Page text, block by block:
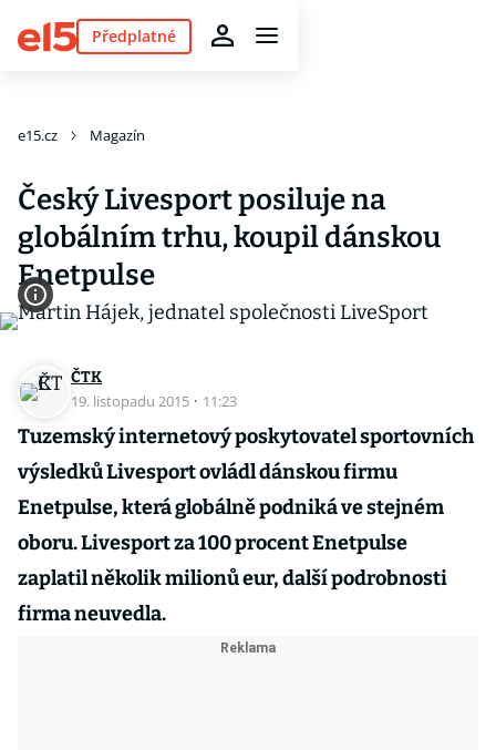
Předplatné
e15.cz Magazín
Český Livesport posiluje na
globálním trhu, koupil dánskou
Enetpulse
ČTK
19. listopadu 2015 · 11:23
Tuzemský internetový poskytovatel sportovních
výsledků Livesport ovládl dánskou firmu
Enetpulse, která globálně podniká ve stejném
oboru. Livesport za 100 procent Enetpulse
zaplatil několik milionů eur, další podrobnosti
firma neuvedla.